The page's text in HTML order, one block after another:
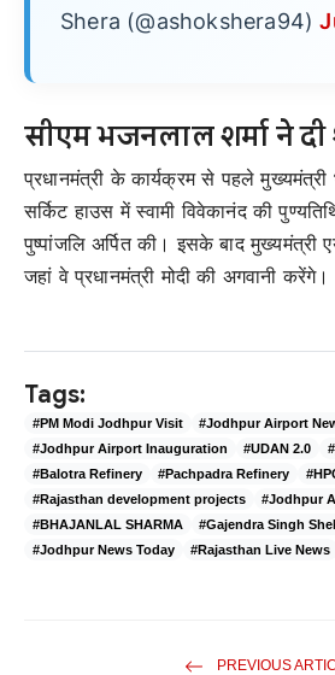
Shera (@ashokshera94)
सीएम भजनलाल शर्मा ने दी
प्रधानमंत्री के कार्यक्रम से पहले
सर्किट हाउस में स्वामी विवेकानंद की
पुष्पांजलि अर्पित की। इसके बाद मुख्यमंत्री
जहां वे प्रधानमंत्री मोदी की अगवानी करेंगे।
Tags:
#PM Modi Jodhpur Visit
#Jodhpur Airport
#Jodhpur Airport Inauguration
#UDAN 2.0
#Balotra Refinery
#Pachpadra Refinery
#Rajasthan development projects
#Jodhpur
#BHAJANLAL SHARMA
#Gajendra Singh
#Jodhpur News Today
#Rajasthan Live News
PREVIOUS